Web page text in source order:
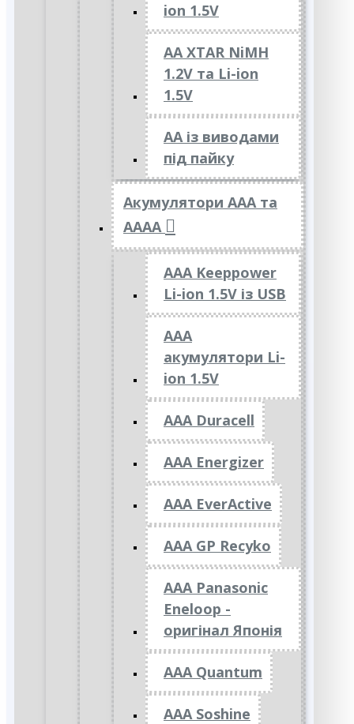
ion 1.5V
AA XTAR NiMH
1.2V та Li-ion
1.5V
АА із виводами
під пайку
Акумулятори ААА та
АААА
AAA Keeppower
Li-ion 1.5V із USB
ААА
акумулятори Li-
ion 1.5V
AAA Duracell
AAA Energizer
AAA EverActive
AAA GP Recyko
AAA Panasonic
Eneloop -
оригінал Японія
AAA Quantum
AAA Soshine